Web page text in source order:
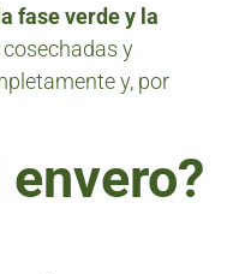
la fase verde y la
y
y, por